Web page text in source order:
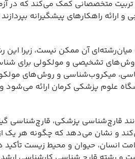
متخصصانی کمک می‌کند که در
ارائه راهکارهای پیشگیرانه
آن ممکن نیست، زیرا
تشخیصی و مولکولی برای
میکروب‌شناسی و روش‌های
علوم پزشکی کرمان ارائه می‌شود
قارچ‌شناسی پزشکی،
و نشان می‌دهد که چگونه هر یک از
انسان، حیوان و محیط زیست تأکید